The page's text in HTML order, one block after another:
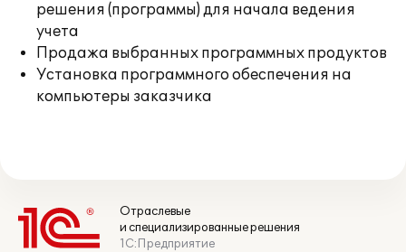
решения (программы) для начала ведения
учета
Продажа выбранных программных продуктов
Установка программного обеспечения на
компьютеры заказчика
Отраслевые
и специализированные решения
1С:Предприятие